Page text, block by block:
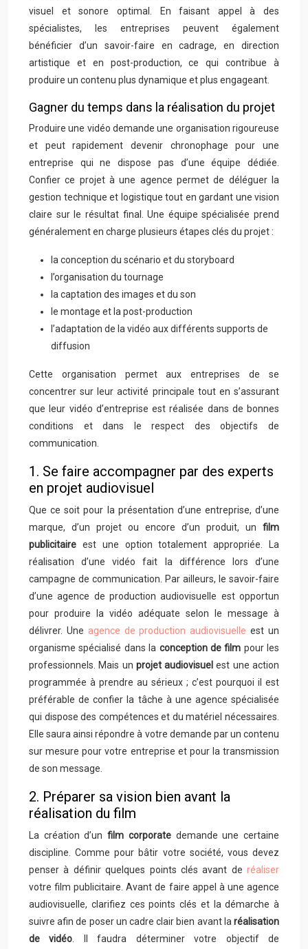
visuel et sonore optimal. En faisant appel à des
spécialistes, les entreprises peuvent également
bénéficier d’un savoir-faire en cadrage, en direction
artistique et en post-production, ce qui contribue à
produire un contenu plus dynamique et plus engageant.
Gagner du temps dans la réalisation du projet
Produire une vidéo demande une organisation rigoureuse
et peut rapidement devenir chronophage pour une
entreprise qui ne dispose pas d’une équipe dédiée.
Confier ce projet à une agence permet de déléguer la
gestion technique et logistique tout en gardant une vision
claire sur le résultat final. Une équipe spécialisée prend
généralement en charge plusieurs étapes clés du projet :
la conception du scénario et du storyboard
l’organisation du tournage
la captation des images et du son
le montage et la post-production
l’adaptation de la vidéo aux différents supports de
diffusion
Cette organisation permet aux entreprises de se
concentrer sur leur activité principale tout en s’assurant
que leur vidéo d’entreprise est réalisée dans de bonnes
conditions et dans le respect des objectifs de
communication.
1. Se faire accompagner par des experts
en projet audiovisuel
Que ce soit pour la présentation d’une entreprise, d’une
marque, d’un projet ou encore d’un produit, un film
publicitaire est une option totalement appropriée. La
réalisation d’une vidéo fait la différence lors d’une
campagne de communication. Par ailleurs, le savoir-faire
d’une agence de production audiovisuelle est opportun
pour produire la vidéo adéquate selon le message à
délivrer. Une agence de production audiovisuelle est un
organisme spécialisé dans la conception de film pour les
professionnels. Mais un projet audiovisuel est une action
programmée à prendre au sérieux ; c’est pourquoi il est
préférable de confier la tâche à une agence spécialisée
qui dispose des compétences et du matériel nécessaires.
Elle saura ainsi répondre à votre demande par un contenu
sur mesure pour votre entreprise et pour la transmission
de son message.
2. Préparer sa vision bien avant la
réalisation du film
La création d’unfilm corporatedemande une certaine
discipline. Comme pour bâtir votre société, vous devez
penser à définir quelques points clés avant de réaliser
votre film publicitaire. Avant de faire appel à une agence
audiovisuelle, clarifiez ces points clés et la démarche à
suivre afin de poser un cadre clair bien avant la réalisation
de vidéo . Il faudra déterminer votre objectif de